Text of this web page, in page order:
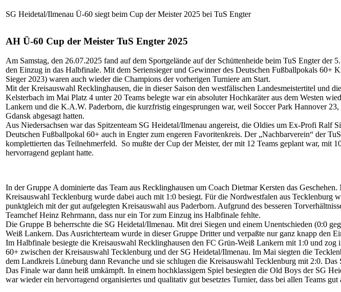
SG Heidetal/Ilmenau Ü-60 siegt beim Cup der Meister 2025 bei TuS Engter
AH Ü-60 Cup der Meister TuS Engter 2025
Am Samstag, den 26.07.2025 fand auf dem Sportgelände auf der Schüttenheide beim TuS Engter
den Einzug in das Halbfinale. Mit dem Seriensieger und Gewinner des Deutschen Fußballpokals
Sieger 2023) waren auch wieder die Champions der vorherigen Turniere am Start.
Mit der Kreisauswahl Recklinghausen, die in dieser Saison den westfälischen Landesmeistertitel und
Kelsterbach im Mai Platz 4 unter 20 Teams belegte war ein absoluter Hochkaräter aus dem Westen
Lankern und die K.A.W. Paderborn, die kurzfristig eingesprungen war, weil Soccer Park Hannover
Gdansk abgesagt hatten.
Aus Niedersachsen war das Spitzenteam SG Heidetal/Ilmenau angereist, die Oldies um Ex-Profi Ralf
Deutschen Fußballpokal 60+ auch in Engter zum engeren Favoritenkreis. Der „Nachbarverein“ der
komplettierten das Teilnehmerfeld. So mußte der Cup der Meister, der mit 12 Teams geplant war, mit
hervorragend geplant hatte.
In der Gruppe A dominierte das Team aus Recklinghausen um Coach Dietmar Kersten das
Kreisauswahl Tecklenburg wurde dabei auch mit 1:0 besiegt. Für die Nordwestfalen aus
punktgleich mit der gut aufgelegten Kreisauswahl aus Paderborn. Aufgrund des besseren
Teamchef Heinz Rehrmann, dass nur ein Tor zum Einzug ins Halbfinale fehlte.
Die Gruppe B beherrschte die SG Heidetal/Ilmenau. Mit drei Siegen und einem Unentschieden (0:0
Weiß Lankern. Das Ausrichterteam wurde in dieser Gruppe Dritter und verpaßte nur ganz knapp den
Im Halbfinale besiegte die Kreisauswahl Recklinghausen den FC Grün-Weiß Lankern mit 1:0 und
60+ zwischen der Kreisauswahl Tecklenburg und der SG Heidetal/Ilmenau. Im Mai siegten die
dem Landkreis Lüneburg dann Revanche und sie schlugen die Kreisauswahl Tecklenburg mit 2:0.
Das Finale war dann heiß umkämpft. In einem hochklassigem Spiel besiegten die Old Boys der SG
war wieder ein hervorragend organisiertes und qualitativ gut besetztes Turnier, dass bei allen Teams